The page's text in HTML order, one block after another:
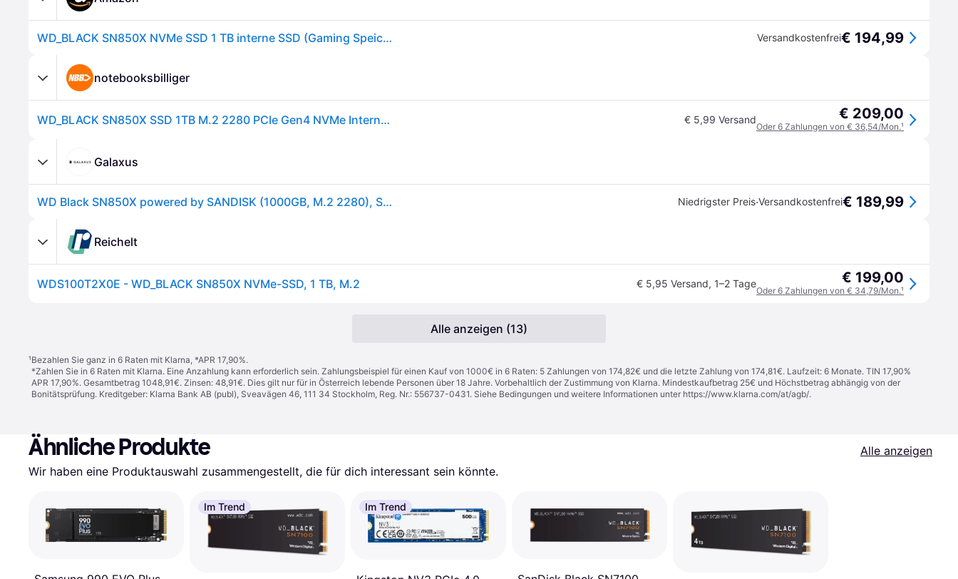
WD_BLACK SN850X NVMe SSD 1 TB interne SSD (Gaming Speicher, PCIe Gen4-Technologie, Lesen 7.300 MB/s, Schreiben 6.300 MB/s) Schwarz Versandkostenfrei€ 194,99
notebooksbilliger
WD_BLACK SN850X SSD 1TB M.2 2280 PCIe Gen4 NVMe Internes Solid-State-Module - Nicht spezifiziert € 5,99 Versand € 209,00
Oder 6 Zahlungen von € 36,54/Mon.¹
Galaxus
WD Black SN850X powered by SANDISK (1000GB, M.2 2280), SSD Niedrigster Preis·Versandkostenfrei€ 189,99
Reichelt
WDS100T2X0E - WD_BLACK SN850X NVMe-SSD, 1 TB, M.2 € 5,95 Versand, 1–2 Tage € 199,00
Oder 6 Zahlungen von € 34,79/Mon.¹
Alle anzeigen (13)
¹Bezahlen Sie ganz in 6 Raten mit Klarna, *APR 17,90%.
*Zahlen Sie in 6 Raten mit Klarna. Eine Anzahlung kann erforderlich sein. Zahlungsbeispiel für einen Kauf von 1000€ in 6 Raten: 5 Zahlungen von 174,82€ und die letzte Zahlung von 174,81€. Laufzeit: 6 Monate. TIN 17,90%
APR 17,90%. Gesamtbetrag 1048,91€. Zinsen: 48,91€. Dies gilt nur für in Österreich lebende Personen über 18 Jahre. Vorbehaltlich der Zustimmung von Klarna. Mindestkaufbetrag 25€ und Höchstbetrag abhängig von der
Bonitätsprüfung. Kreditgeber: Klarna Bank AB (publ), Sveavägen 46, 111 34 Stockholm, Reg. Nr.: 556737-0431. Siehe Bedingungen und weitere Informationen unter https://www.klarna.com/at/agb/.
Ähnliche Produkte
Alle anzeigen
Wir haben eine Produktauswahl zusammengestellt, die für dich interessant sein könnte.
Im Trend Im Trend